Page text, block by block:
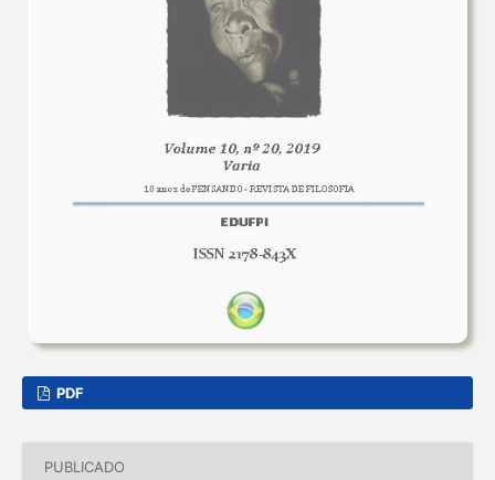
PDF
PUBLICADO